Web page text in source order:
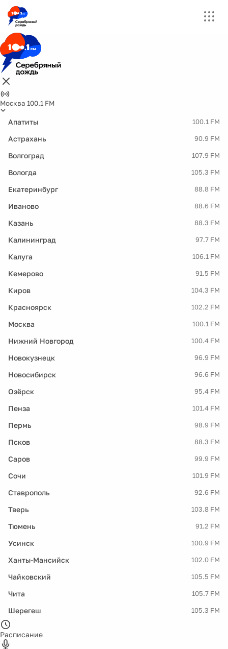
Москва 100.1 FM
Апатиты 100.1 FM
Астрахань 90.9 FM
Волгоград 107.9 FM
Вологда 105.3 FM
Екатеринбург 88.8 FM
Иваново 88.6 FM
Казань 88.3 FM
Калининград 97.7 FM
Калуга 106.1 FM
Кемерово 91.5 FM
Киров 104.3 FM
Красноярск 102.2 FM
Москва 100.1 FM
Нижний Новгород 100.4 FM
Новокузнецк 96.9 FM
Новосибирск 96.6 FM
Озёрск 95.4 FM
Пенза 101.4 FM
Пермь 98.9 FM
Псков 88.3 FM
Саров 99.9 FM
Сочи 101.9 FM
Ставрополь 92.6 FM
Тверь 103.8 FM
Тюмень 91.2 FM
Усинск 100.9 FM
Ханты-Мансийск 102.0 FM
Чайковский 105.5 FM
Чита 105.7 FM
Шерегеш 105.3 FM
Расписание